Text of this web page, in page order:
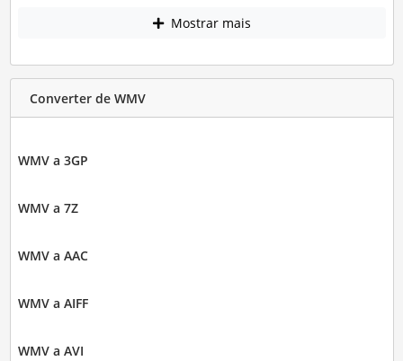
Mostrar mais
Converter de WMV
WMV a 3GP
WMV a 7Z
WMV a AAC
WMV a AIFF
WMV a AVI